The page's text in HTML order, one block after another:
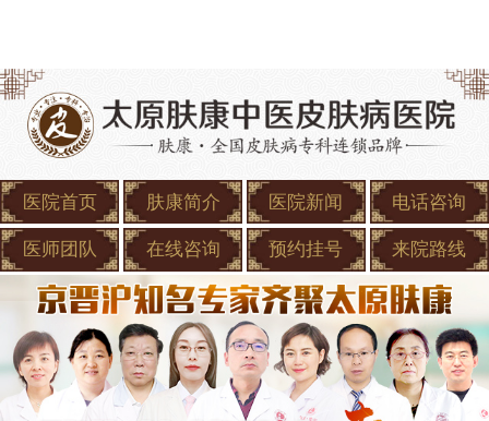
医院首页 肤康简介 医院新闻 电话咨询
医师团队 在线咨询 预约挂号 来院路线